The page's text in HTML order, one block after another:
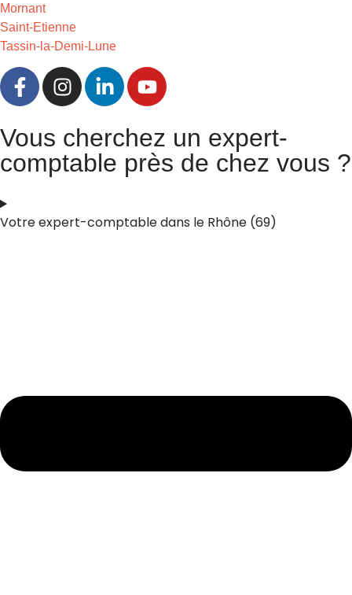
Mornant
Saint-Etienne
Tassin-la-Demi-Lune
Vous cherchez un expert-
comptable près de chez vous ?
Votre expert-comptable dans le Rhône (69)